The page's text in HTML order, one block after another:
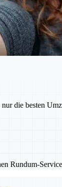
die besten
Rundum-